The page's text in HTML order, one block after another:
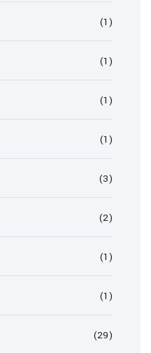
(1)
(1)
(1)
(1)
(3)
(2)
(1)
(1)
(29)